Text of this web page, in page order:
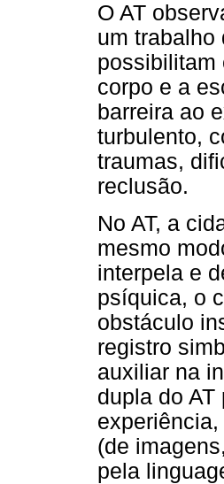
O AT
um trabalho
possibilitam
corpo e a
barreira ao
turbulento,
traumas,
reclusão.
No AT, a
mesmo
interpela e
psíquica, o
obstáculo
registro
auxiliar na
dupla do
(de
pela